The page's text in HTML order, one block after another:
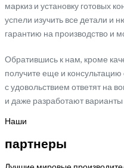
маркиз и установку готовых
успели изучить все детали и
гарантию на производство и
Обратившись к нам, кроме
получите еще и
с удовольствием ответят на
и даже разработают
Наши
партнеры